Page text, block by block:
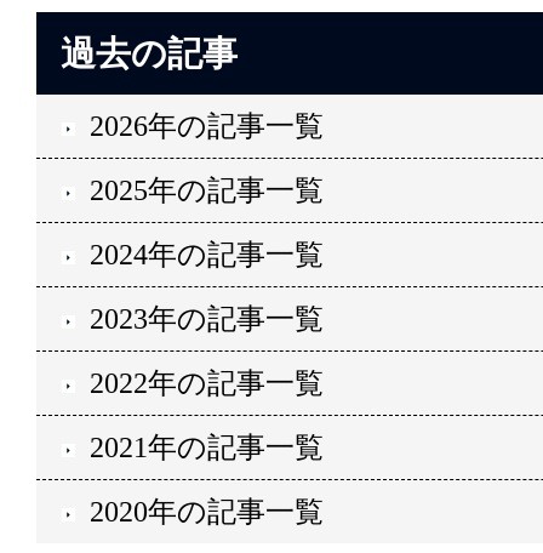
過去の記事
2026年の記事一覧
2025年の記事一覧
2024年の記事一覧
2023年の記事一覧
2022年の記事一覧
2021年の記事一覧
2020年の記事一覧